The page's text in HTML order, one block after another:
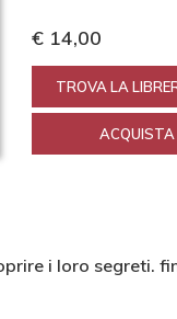
€ 14,00
TROVA LA
ACQUISTA
i loro segreti.